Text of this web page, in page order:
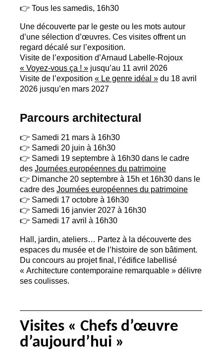
👉 Tous les samedis, 16h30
Une découverte par le geste ou les mots autour
d’une sélection d’œuvres. Ces visites offrent un
regard décalé sur l’exposition.
Visite de l’exposition d’Arnaud Labelle-Rojoux
« Voyez-vous ça ! » jusqu’au 11 avril 2026
Visite de l’exposition « Le genre idéal » du 18 avril
2026 jusqu’en mars 2027
Parcours architectural
👉 Samedi 21 mars à 16h30
👉 Samedi 20 juin à 16h30
👉 Samedi 19 septembre à 16h30 dans le cadre
des Journées européennes du patrimoine
👉 Dimanche 20 septembre à 15h et 16h30 dans le
cadre des Journées européennes du patrimoine
👉 Samedi 17 octobre à 16h30
👉 Samedi 16 janvier 2027 à 16h30
👉 Samedi 17 avril à 16h30
Hall, jardin, ateliers… Partez à la découverte des
espaces du musée et de l’histoire de son bâtiment.
Du concours au projet final, l’édifice labellisé
« Architecture contemporaine remarquable » délivre
ses coulisses.
Visites « Chefs d’œuvre
d’aujourd’hui »